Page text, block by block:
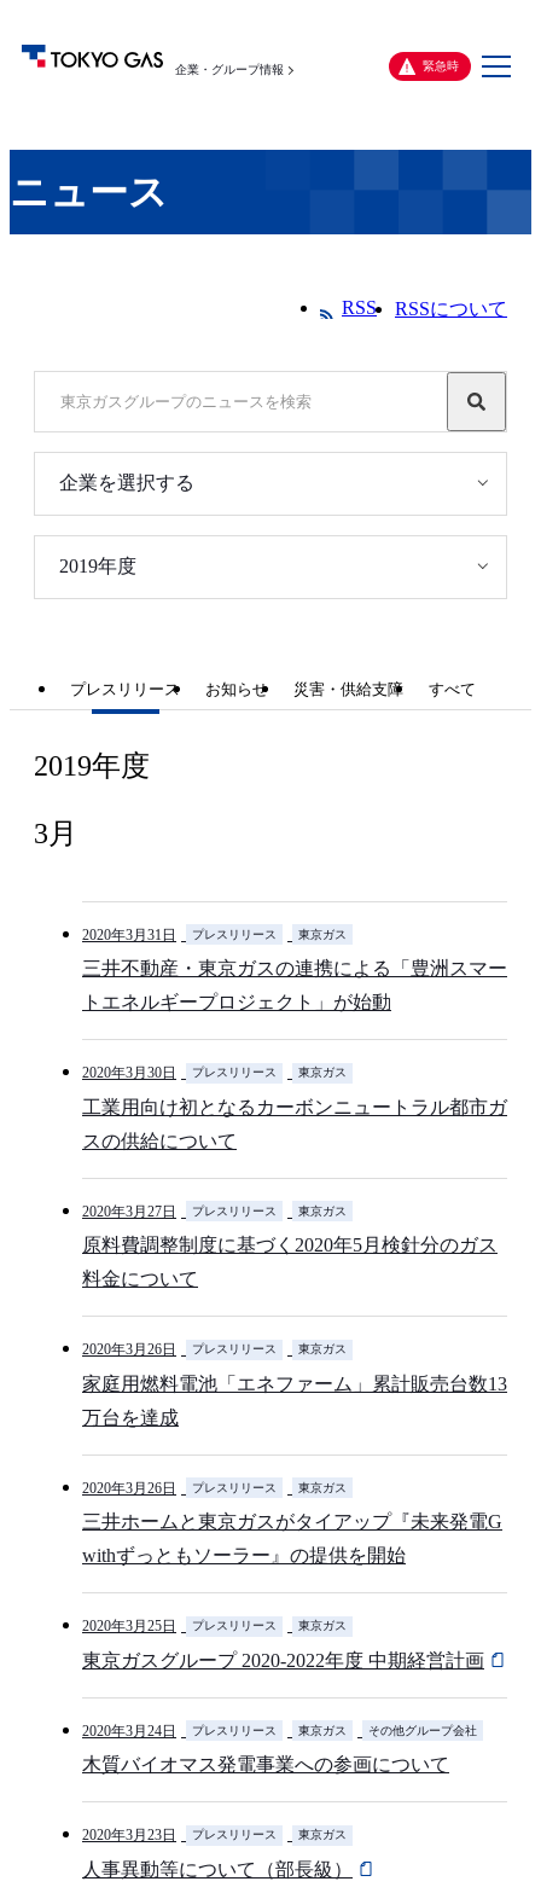
企業・グループ情報 緊急時
メ
ニュース
RSS RSSについて
企業を選択する
2019年度
プレスリリース お知らせ 災害・供給支障 すべて
2019年度
3月
2020年3月31日 プレスリリース 東京ガス
三井不動産・東京ガスの連携による「豊洲スマー
トエネルギープロジェクト」が始動
2020年3月30日 プレスリリース 東京ガス
工業用向け初となるカーボンニュートラル都市ガ
スの供給について
2020年3月27日 プレスリリース 東京ガス
原料費調整制度に基づく2020年5月検針分のガス
料金について
2020年3月26日 プレスリリース 東京ガス
家庭用燃料電池「エネファーム」累計販売台数13
万台を達成
2020年3月26日 プレスリリース 東京ガス
三井ホームと東京ガスがタイアップ『未来発電G
withずっともソーラー』の提供を開始
2020年3月25日 プレスリリース 東京ガス
東京ガスグループ 2020-2022年度 中期経営計画
2020年3月24日 プレスリリース 東京ガス その他グループ会社
木質バイオマス発電事業への参画について
2020年3月23日 プレスリリース 東京ガス
人事異動等について（部長級）